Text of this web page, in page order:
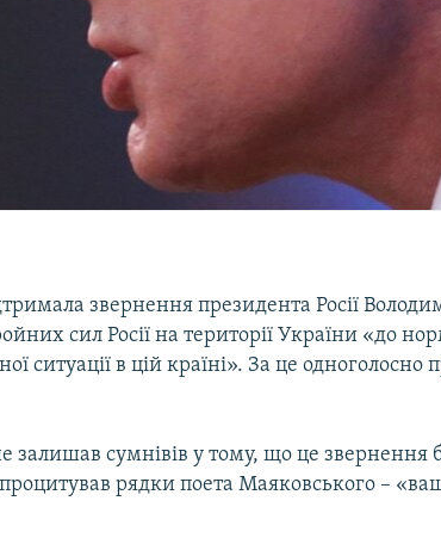
звернення президента Росії
сил Росії на території України «до
ситуації в цій країні». За це одноголосно
залишав сумнівів у тому, що це звернення
процитував рядки поета Маяковського –